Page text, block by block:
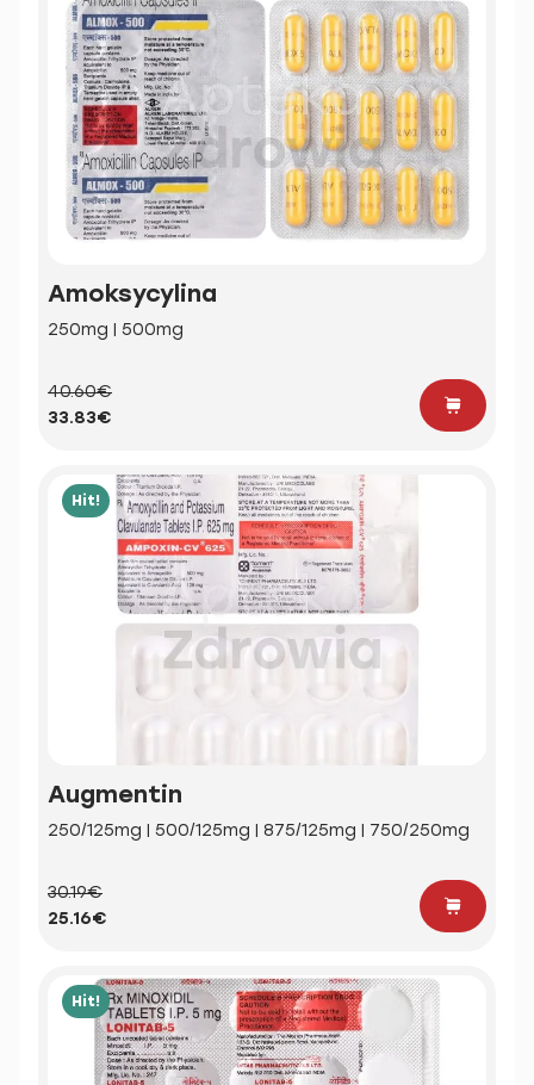
Amoksycylina
250mg | 500mg
40.60€
33.83€
Hit!
Augmentin
250/125mg | 500/125mg | 875/125mg | 750/250mg
30.19€
25.16€
Hit!